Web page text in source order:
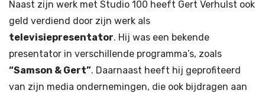
Naast zijn werk met Studio 100 heeft Gert Verhulst ook
geld verdiend door zijn werk als
televisiepresentator. Hij was een bekende
presentator in verschillende programma’s, zoals
“Samson & Gert”. Daarnaast heeft hij geprofiteerd
van zijn media ondernemingen, die ook bijdragen aan